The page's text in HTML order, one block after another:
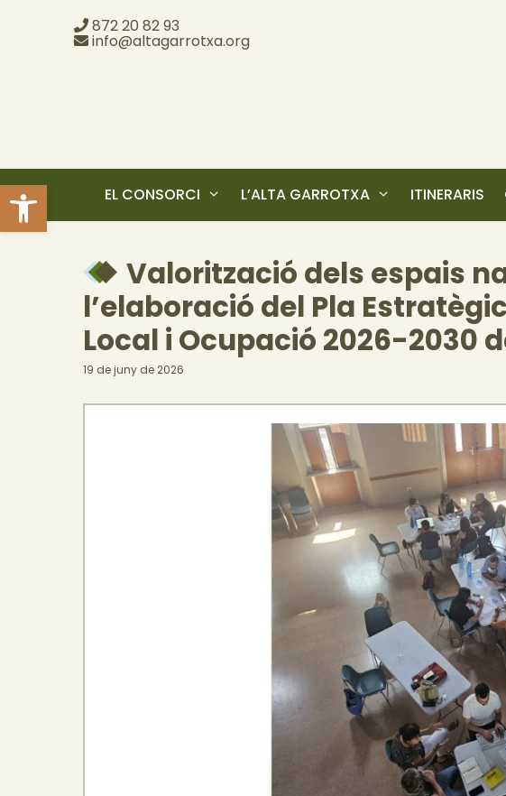
Obre la barra d'eines
872 20 82 93
info@altagarrotxa.org
EL CONSORCI L’ALTA GARROTXA ITINERARIS
Valorització dels espais
l’elaboració del Pla
Local i Ocupació 2026-2030
19 de juny de 2026